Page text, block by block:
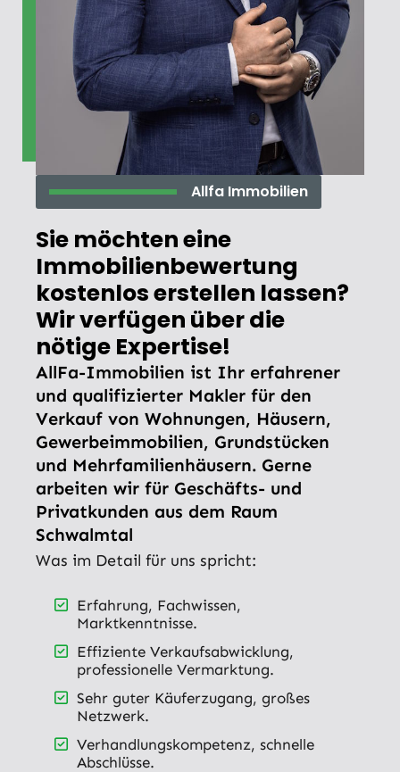
Allfa Immobilien
Sie möchten eine
Immobilienbewertung
kostenlos erstellen lassen?
Wir verfügen über die
nötige Expertise!
AllFa-Immobilien ist Ihr erfahrener
und qualifizierter Makler für den
Verkauf von Wohnungen, Häusern,
Gewerbeimmobilien, Grundstücken
und Mehrfamilienhäusern. Gerne
arbeiten wir für Geschäfts- und
Privatkunden aus dem Raum
Schwalmtal
Was im Detail für uns spricht:
Erfahrung, Fachwissen,
Marktkenntnisse.
Effiziente Verkaufsabwicklung,
professionelle Vermarktung.
Sehr guter Käuferzugang, großes
Netzwerk.
Verhandlungskompetenz, schnelle
Abschlüsse.